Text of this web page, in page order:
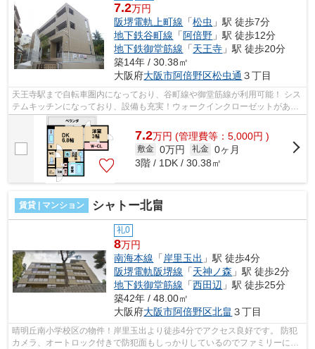
7.2万円
阪堺電軌上町線 「松虫 」駅 徒歩7分
地下鉄谷町線 「 阿倍野 」駅 徒歩12分
地下鉄御堂筋線 「天王寺 」駅 徒歩20分
築14年 / 30.38㎡
大阪府大阪市阿倍野区松虫通 ３丁目
天王寺駅まで自転車圏内になっており、谷町線や御堂筋線が利用可能！ シス
テムキッチンになっており、設備も充実！ウォークインクローゼットがあり
収納も豊富！ ■□■□■□■□■□■□■□■□■□■...
7.2万円 (管理費等：5,000円 )
敷金 0万円 礼金 0ヶ月
3階 / 1DK / 30.38㎡
賃貸 | マンション シャトー北畠
礼0
8万円
南海本線 「 岸里玉出 」駅 徒歩4分
阪堺電軌阪堺線 「天神ノ森 」駅 徒歩2分
地下鉄御堂筋線 「西田辺 」駅 徒歩25分
築42年 / 48.00㎡
大阪府大阪市阿倍野区北畠 ３丁目
晴明丘南小学校区の物件！岸里玉出より徒歩4分でアクセス良好です。 防犯
カメラ、オートロック付きで防犯面もしっかりしているのでファミリーにも